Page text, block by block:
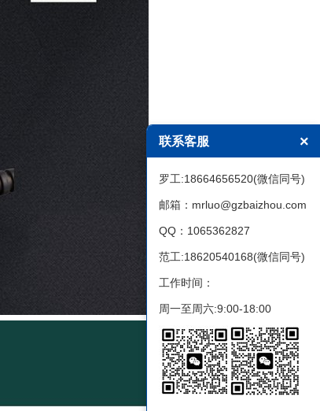
联系客服 ×
罗工:18664656520(微信同号)
邮箱：mrluo@gzbaizhou.com
QQ：1065362827
范工:18620540168(微信同号)
工作时间：
周一至周六:9:00-18:00